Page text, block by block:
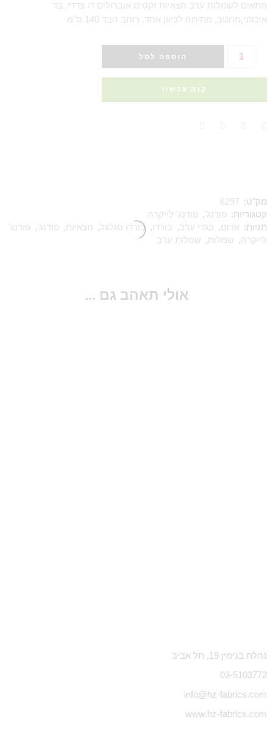
מתאים לשמלות ערב חצאיות זקטים אוברולים דו צדדי. בד
איכותי,מחטב, מתיחה לכיוון אחד. רוחב הבד 140 ס”מ
הוספה לסל
קנה עכשיו
מק"ט: 6297
קטגוריות: פודנג', פודנג' לייקרה
תגיות: אדום, בגדי ערב, בורדו , בורדו סגלגל, חצאיות, פודנג', פודנג'
לייקרה, שמלות, שמלות ערב
אולי תאהב גם ...
נחלת בנימין 19, תל אביב
03-5103772
info@hz-fabrics.com
www.hz-fabrics.com